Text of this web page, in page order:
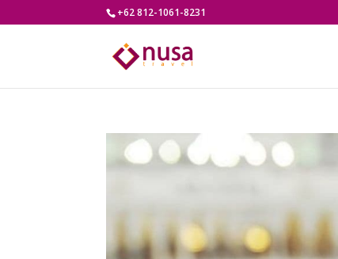
+62 812-1061-8231